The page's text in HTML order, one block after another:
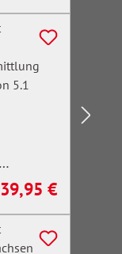
Regulärer Preis:
39,95 €